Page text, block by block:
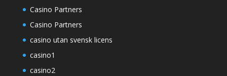
Casino Partners
Casino Partners
casino utan svensk licens
casino1
casino2